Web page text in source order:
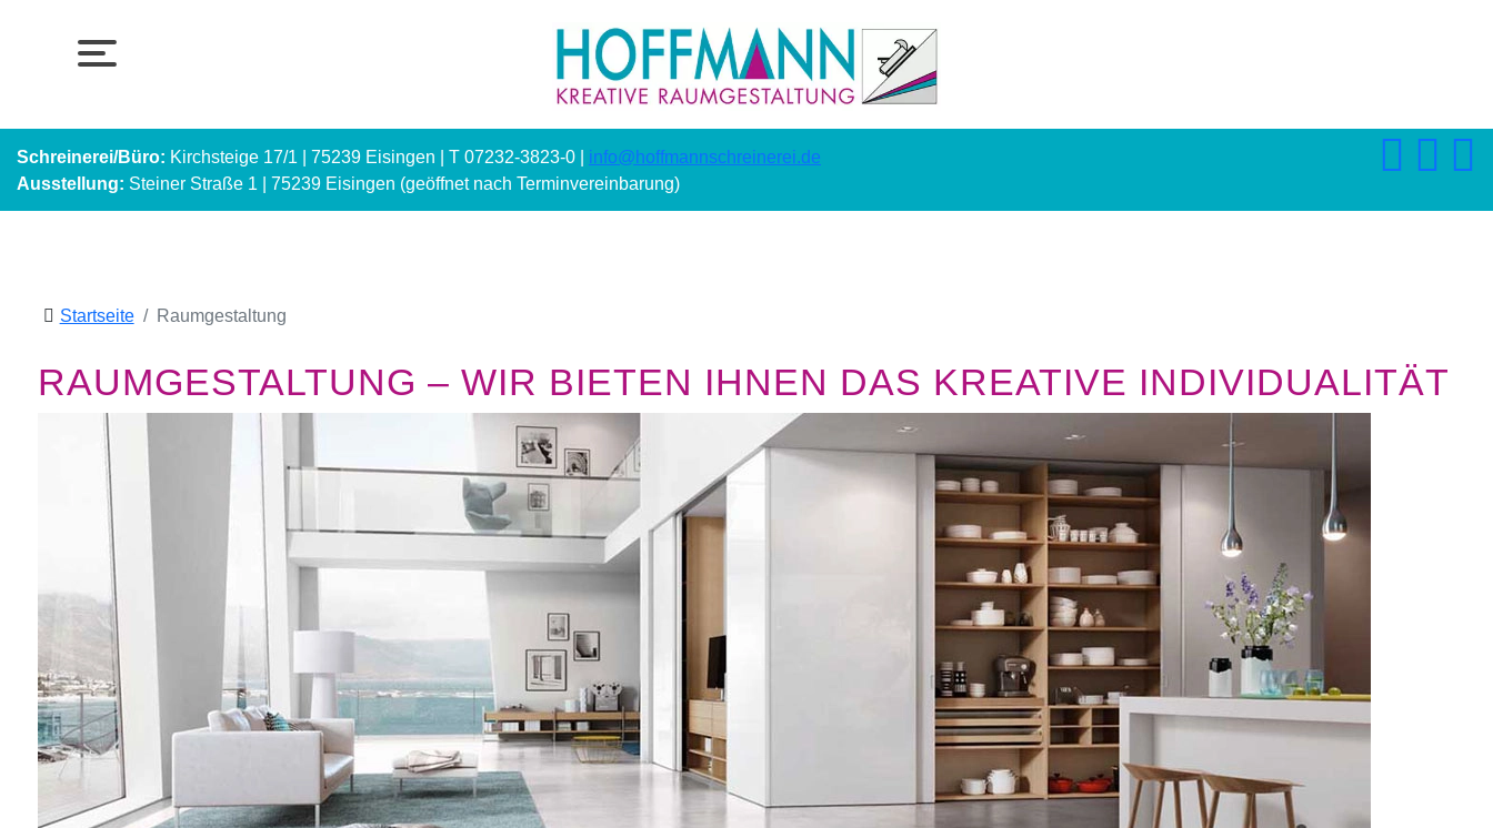
Schreinerei/Büro: Kirchsteige 17/1 | 75239 Eisingen | T 07232-3823-0 | info@hoffmannschreinerei.de
Ausstellung: Steiner Straße 1 | 75239 Eisingen (geöffnet nach Terminvereinbarung)
Startseite Raumgestaltung
RAUMGESTALTUNG – WIR BIETEN IHNEN DAS KREATIVE INDIVIDUALITÄT